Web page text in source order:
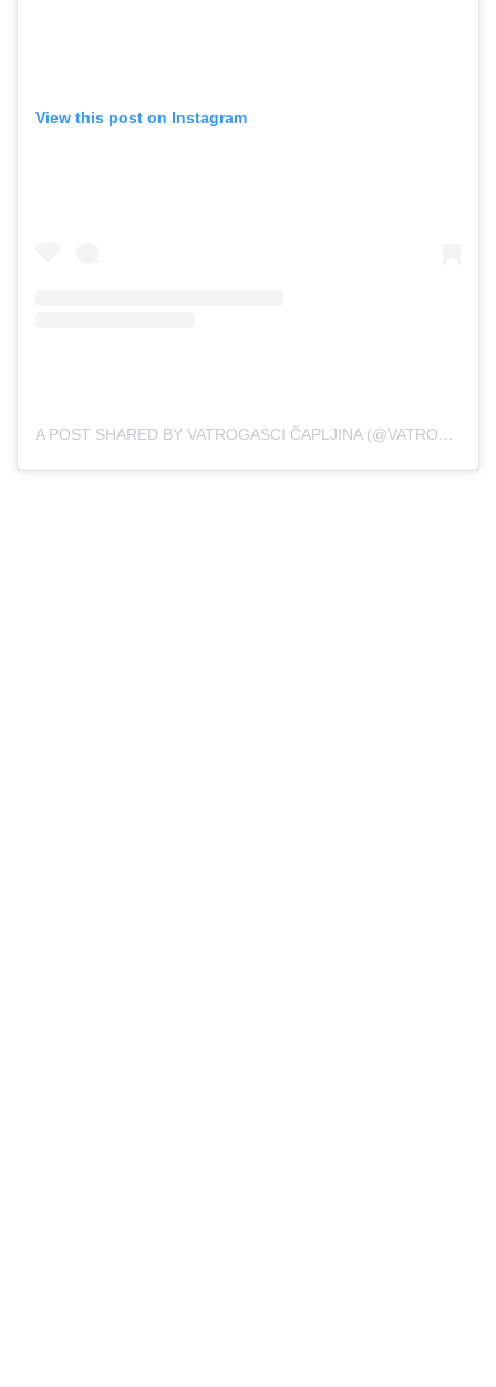
View this post on Instagram
A POST SHARED BY VATROGASCI ČAPLJINA (@VATROGASCI_CAPLJINA)